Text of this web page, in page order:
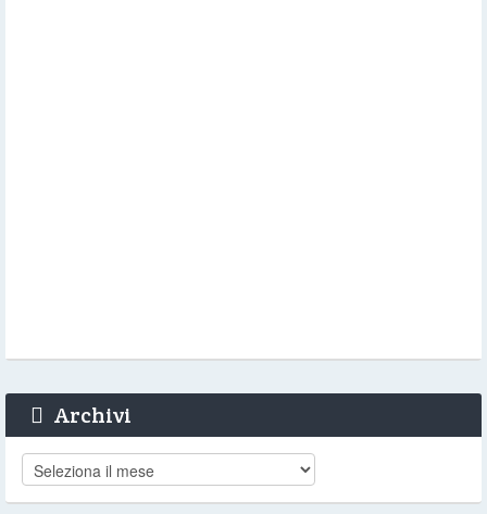
Archivi